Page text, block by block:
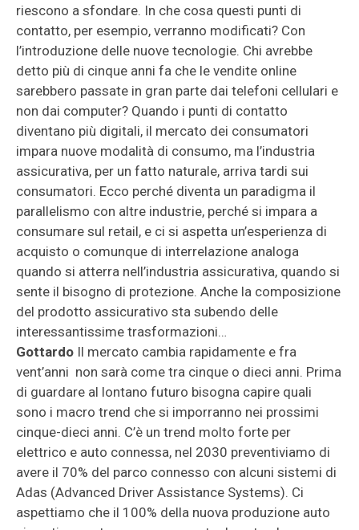
riescono a sfondare. In che cosa questi punti di
contatto, per esempio, verranno modificati? Con
l’introduzione delle nuove tecnologie. Chi avrebbe
detto più di cinque anni fa che le vendite online
sarebbero passate in gran parte dai telefoni cellulari e
non dai computer? Quando i punti di contatto
diventano più digitali, il mercato dei consumatori
impara nuove modalità di consumo, ma l’industria
assicurativa, per un fatto naturale, arriva tardi sui
consumatori. Ecco perché diventa un paradigma il
parallelismo con altre industrie, perché si impara a
consumare sul retail, e ci si aspetta un’esperienza di
acquisto o comunque di interrelazione analoga
quando si atterra nell’industria assicurativa, quando si
sente il bisogno di protezione. Anche la composizione
del prodotto assicurativo sta subendo delle
interessantissime trasformazioni…
Gottardo Il mercato cambia rapidamente e fra
vent’anni non sarà come tra cinque o dieci anni. Prima
di guardare al lontano futuro bisogna capire quali
sono i macro trend che si imporranno nei prossimi
cinque-dieci anni. C’è un trend molto forte per
elettrico e auto connessa, nel 2030 preventiviamo di
avere il 70% del parco connesso con alcuni sistemi di
Adas (Advanced Driver Assistance Systems). Ci
aspettiamo che il 100% della nuova produzione auto